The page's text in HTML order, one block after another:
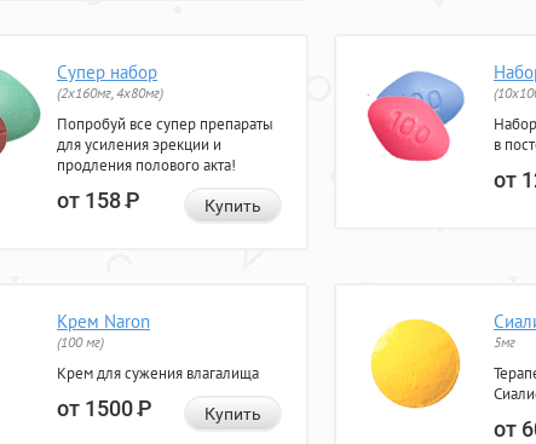
Супер набор
(2х160мг, 4х80мг)
Попробуй все супер препараты
для усиления эрекции и
продления полового акта!
от 158Р Купить
в
от
Крем Naron
(100 мг)
Крем для сужения влагалища
от 1500Р Купить
5мг
от